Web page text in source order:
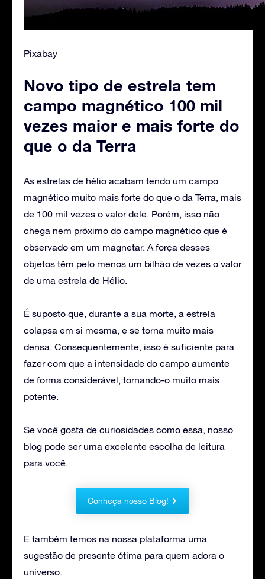
Pixabay
Novo tipo de estrela tem
campo magnético 100 mil
vezes maior e mais forte do
que o da Terra
As estrelas de hélio acabam tendo um campo
magnético muito mais forte do que o da Terra, mais
de 100 mil vezes o valor dele. Porém, isso não
chega nem próximo do campo magnético que é
observado em um magnetar. A força desses
objetos têm pelo menos um bilhão de vezes o valor
de uma estrela de Hélio.
É suposto que, durante a sua morte, a estrela
colapsa em si mesma, e se torna muito mais
densa. Consequentemente, isso é suficiente para
fazer com que a intensidade do campo aumente
de forma considerável, tornando-o muito mais
potente.
Se você gosta de curiosidades como essa, nosso
blog pode ser uma excelente escolha de leitura
para você.
Conheça nosso Blog!
E também temos na nossa plataforma uma
sugestão de presente ótima para quem adora o
universo.